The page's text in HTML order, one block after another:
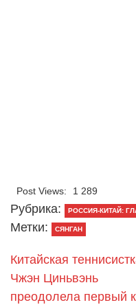
Post Views: 1 289
Рубрика: РОССИЯ-КИТАЙ:
Метки: СЯНГАН
Китайская
Чжэн Циньвэнь
преодолела первый